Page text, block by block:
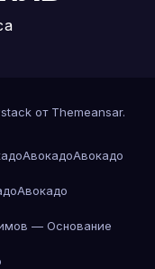
от Themeansar.
АвокадоАвокадо
Авокадо
— Основание